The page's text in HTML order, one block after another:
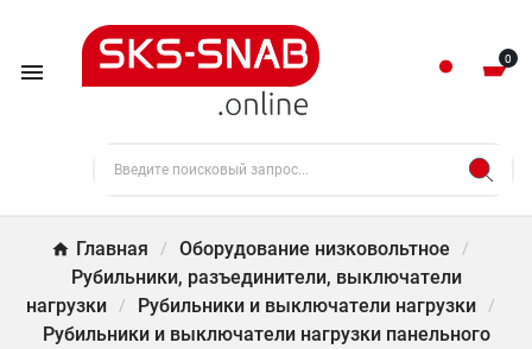
 0
Главная
Оборудование низковольтное
Рубильники, разъединители, выключатели
нагрузки
Рубильники и выключатели нагрузки
Рубильники и выключатели нагрузки панельного